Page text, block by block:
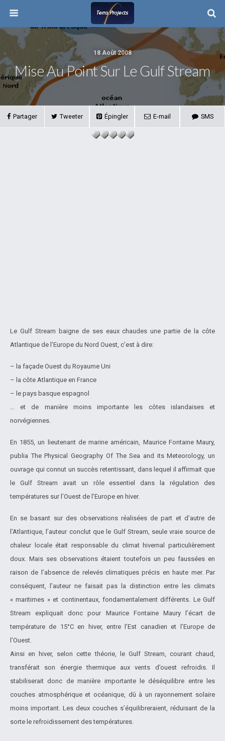
18 Août 2008
Mise Au Point Sur Le Gulf Stream
Partager Tweeter Épingler E-mail SMS
Le Gulf Stream baigne de ses eaux chaudes une partie de la côte
Atlantique de l’Europe du Nord Ouest, c’est à dire:
– la façade Ouest du Royaume Uni
– la côte Atlantique en France
– le pays basque espagnol
… et de manière moins importante les côtes islandaises et
norvégiennes.
En 1855, un lieutenant de marine américain, Maurice Fontaine Maury,
publia The Physical Geography Of The Sea and its Meteorology, un
ouvrage qui connut un succès retentissant, dans lequel il affirmait que
le Gulf Stream avait un rôle essentiel dans la régulation des
températures sur l’Ouest de l’Europe en hiver.
En se basant sur des observations réalisées de part et d’autre de
l’Atlantique, l’auteur conclut que le Gulf Stream, seule vraie source de
chaleur locale était responsable du climat hivernal particulièrement
doux. Mais ses observations étaient toutefois un peu faussées en
raison de l’absence de relevés climatiques précis en haute mer. Par
conséquent, l’auteur ne faisait pas la distinction entre les climats
« maritimes » et continentaux, fondamentalement différents. Le Gulf
Stream expliquait donc pour Maurice Fontaine Maury l’écart de
température de 15°C en hiver, entre l’Est canadien et l’Europe de
l’Ouest.
Ainsi en hiver, selon cette théorie, le Gulf Stream, courant chaud,
transférait son énergie thermique aux vents d’ouest refroidis. Il
stabiliserait donc de manière importante le déséquilibre entre les
couches atmosphérique et océanique, dû à un rayonnement solaire
moins important. Les deux couches s’équilibreraient, réduisant de la
sorte le refroidissement des températures.